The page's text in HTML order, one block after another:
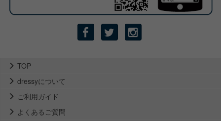
TOP
dressyについて
ご利用ガイド
よくあるご質問